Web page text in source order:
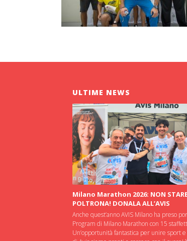
ULTIME NEWS
Milano Marathon 2026: NON
POLTRONA! DONALA ALL’AVIS
Anche quest’anno AVIS Milano ha preso
Program di Milano Marathon con 15
Un’opportunità fantastica per unire sport